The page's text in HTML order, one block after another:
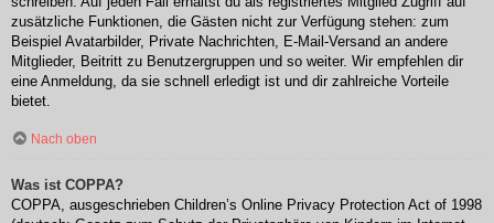
zusätzliche Funktionen, die Gästen nicht zur Verfügung stehen: zum
Beispiel Avatarbilder, Private Nachrichten, E-Mail-Versand an andere
Mitglieder, Beitritt zu Benutzergruppen und so weiter. Wir empfehlen dir
eine Anmeldung, da sie schnell erledigt ist und dir zahlreiche Vorteile
bietet.
Nach oben
Was ist COPPA?
COPPA, ausgeschrieben Children’s Online Privacy Protection Act of 1998